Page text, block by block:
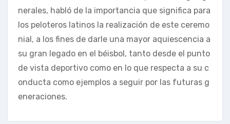
nerales, habló de la importancia que significa para
los peloteros latinos la realización de este ceremo
nial, a los fines de darle una mayor aquiescencia a
su gran legado en el béisbol, tanto desde el punto
de vista deportivo como en lo que respecta a su c
onducta como ejemplos a seguir por las futuras g
eneraciones.